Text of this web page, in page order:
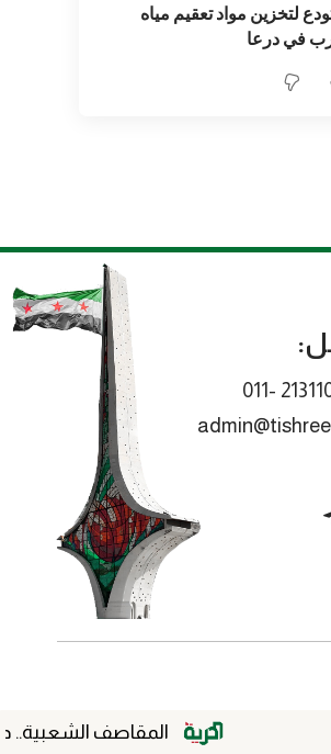
لتخزين مواد تعقيم مياه
في درعا
المقاصف الشعبية.. داعم